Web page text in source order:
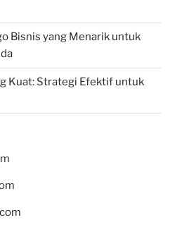
Bisnis yang Menarik untuk
Kuat: Strategi Efektif untuk